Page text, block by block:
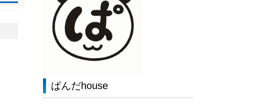
ぱんだhouse